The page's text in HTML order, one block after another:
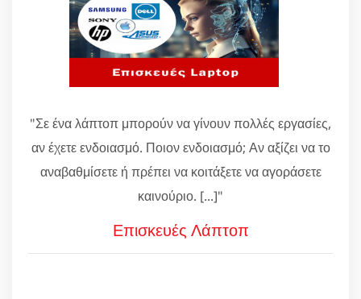
"Σε ένα λάπτοπ μπορούν να γίνουν πολλές εργασίες,
αν έχετε ενδοιασμό. Ποιον ενδοιασμό; Αν αξίζει να το
αναβαθμίσετε ή πρέπει να κοιτάξετε να αγοράσετε
καινούριο. [...]"
Επισκευές Λάπτοπ